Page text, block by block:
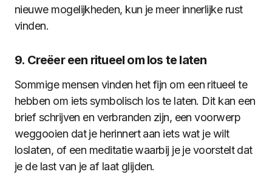
nieuwe mogelijkheden, kun je meer innerlijke rust
vinden.
9. Creëer een ritueel om los te laten
Sommige mensen vinden het fijn om een ritueel te
hebben om iets symbolisch los te laten. Dit kan een
brief schrijven en verbranden zijn, een voorwerp
weggooien dat je herinnert aan iets wat je wilt
loslaten, of een meditatie waarbij je je voorstelt dat
je de last van je af laat glijden.